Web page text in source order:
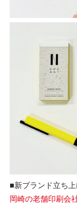
■新ブランド立ち
岡崎の老舗印刷会